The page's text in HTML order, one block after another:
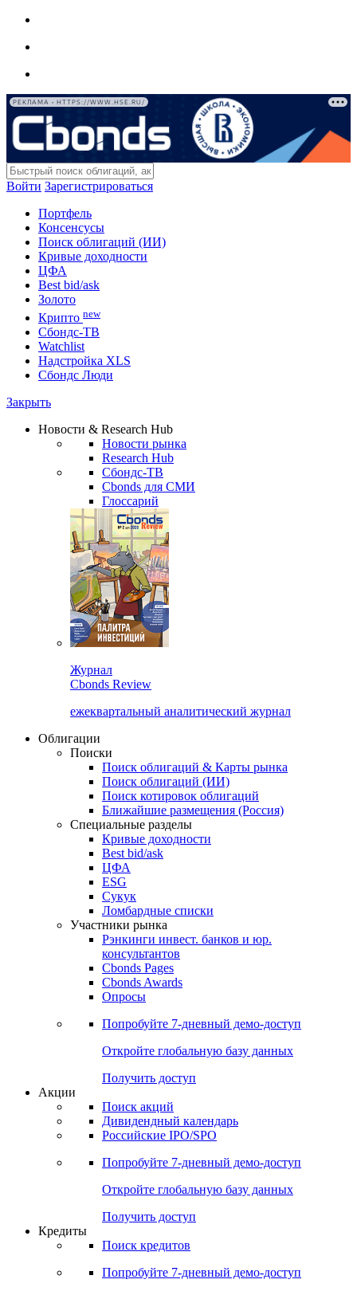
РЕКЛАМА • HTTPS://WWW.HSE.RU/
Войти Зарегистрироваться
Портфель
Консенсусы
Поиск облигаций (ИИ)
Кривые доходности
ЦФА
Best bid/ask
Золото
Крипто new
Сбондс-ТВ
Watchlist
Надстройка XLS
Сбондс Люди
Закрыть
Новости & Research Hub
Новости рынка
Research Hub
Сбондс-ТВ
Cbonds для СМИ
Глоссарий
Журнал
Cbonds Review
ежеквартальный аналитический журнал
Облигации
Поиски
Поиск облигаций & Карты рынка
Поиск облигаций (ИИ)
Поиск котировок облигаций
Ближайшие размещения (Россия)
Специальные разделы
Кривые доходности
Best bid/ask
ЦФА
ESG
Сукук
Ломбардные списки
Участники рынка
Рэнкинги инвест. банков и юр.
консультантов
Cbonds Pages
Cbonds Awards
Опросы
Попробуйте 7-дневный демо-доступ
Откройте глобальную базу данных
Получить доступ
Акции
Поиск акций
Дивидендный календарь
Российские IPO/SPO
Попробуйте 7-дневный демо-доступ
Откройте глобальную базу данных
Получить доступ
Кредиты
Поиск кредитов
Попробуйте 7-дневный демо-доступ